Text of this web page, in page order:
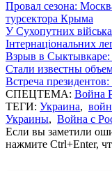
Провал сезона:
турсектора Крыма
У Сухопутних
Інтернаціональних
Взрыв в Сыктывкаре:
Стали известны
Встреча
СПЕЦТЕМА: Война
ТЕГИ: Украина,
Украины, Война с
Если вы заметили
нажмите Ctrl+Enter,